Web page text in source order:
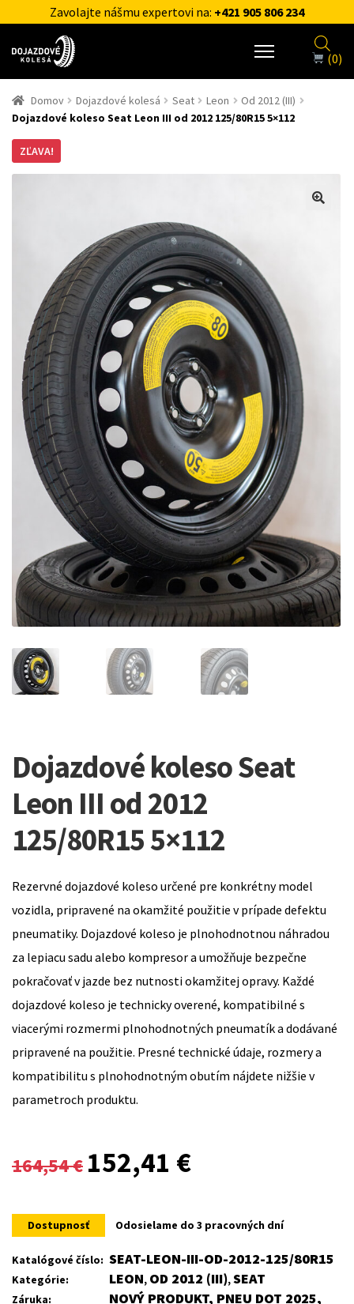
Zavolajte nášmu expertovi na: +421 905 806 234
(0)
Domov Dojazdové kolesá Seat Leon
Od 2012 (III)
Dojazdové koleso Seat Leon III od 2012 125/80R15 5×112
ZĽAVA!
Dojazdové koleso Seat
Leon III od 2012
125/80R15 5×112
Rezervné dojazdové koleso určené pre konkrétny model
vozidla, pripravené na okamžité použitie v prípade defektu
pneumatiky. Dojazdové koleso je plnohodnotnou náhradou
za lepiacu sadu alebo kompresor a umožňuje bezpečne
pokračovať v jazde bez nutnosti okamžitej opravy. Každé
dojazdové koleso je technicky overené, kompatibilné s
viacerými rozmermi plnohodnotných pneumatík a dodávané
pripravené na použitie. Presné technické údaje, rozmery a
kompatibilitu s plnohodnotným obutím nájdete nižšie v
parametroch produktu.
164,54€
Original
was:
164,54 €.
152,41 €
is:
152,41 €.
Dostupnosť Odosielame do 3 pracovných dní
Katalógové číslo: SEAT-LEON-III-OD-2012-125/80R15
Kategórie: LEON, OD 2012 (III),SEAT
Záruka:
NOVÝ PRODUKT, PNEU DOT 2025,